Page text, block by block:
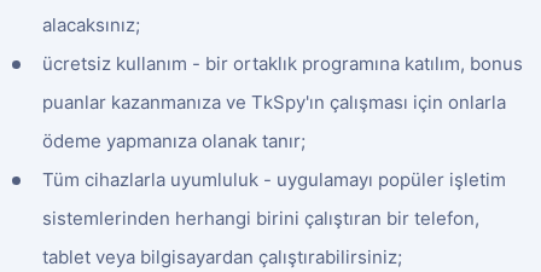
alacaksınız;
ücretsiz kullanım - bir ortaklık programına katılım, bonus
puanlar kazanmanıza ve TkSpy'ın çalışması için onlarla
ödeme yapmanıza olanak tanır;
Tüm cihazlarla uyumluluk - uygulamayı popüler işletim
sistemlerinden herhangi birini çalıştıran bir telefon,
tablet veya bilgisayardan çalıştırabilirsiniz;